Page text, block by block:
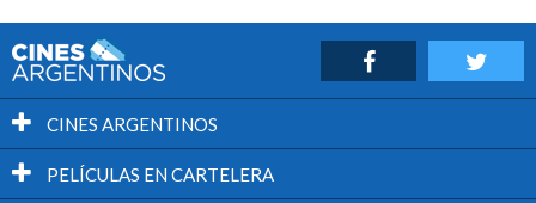
CINES ARGENTINOS
PELÍCULAS EN CARTELERA